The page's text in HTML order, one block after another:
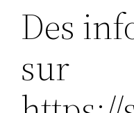
Des
sur